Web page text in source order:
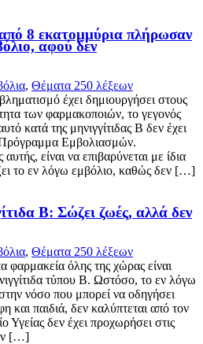
8 εκατομμύρια πλήρωσαν
αφού δεν
, Θέματα 250 λέξεων
έχει δημιουργήσει στους
των φαρμακοποιών, το γεγονός
κατά της μηνιγγίτιδας Β δεν έχει
Πρόγραμμα Εμβολιασμών.
είναι να επιβαρύνεται με ίδια
το εν λόγω εμβόλιο, καθώς δεν […]
Β: Σώζει ζωές, αλλά δεν
, Θέματα 250 λέξεων
όλης της χώρας είναι
τύπου Β. Ωστόσο, το εν λόγω
νόσο που μπορεί να οδηγήσει
και παιδιά, δεν καλύπτεται από τον
δεν έχει προχωρήσει στις
[…]